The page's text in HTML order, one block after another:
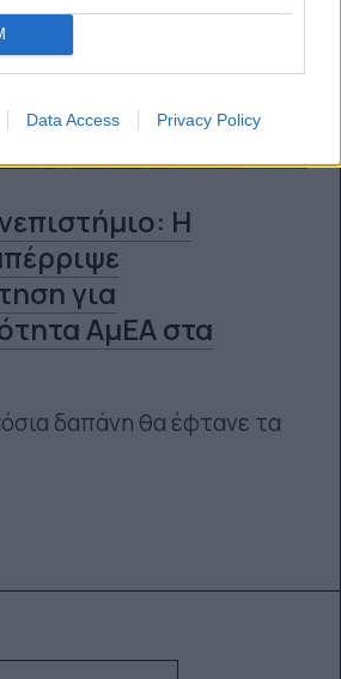
Data Access Privacy Policy
Η
για
ΑμΕΑ στα
δαπάνη θα έφτανε τα